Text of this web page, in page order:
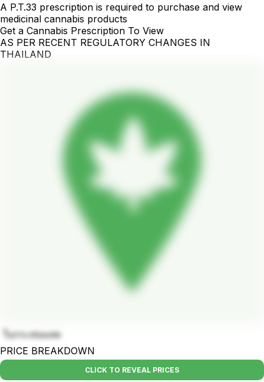
A P.T.33 prescription is required to purchase and view
medicinal cannabis products
Get a Cannabis Prescription To View
AS PER RECENT REGULATORY CHANGES IN
THAILAND
ใบกระท่อมสด
PRICE BREAKDOWN
CLICK TO REVEAL PRICES